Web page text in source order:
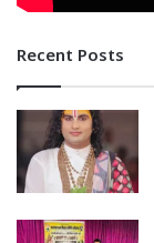
Recent Posts